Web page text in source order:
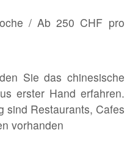
/ Ab 250 CHF pro
Sie das chinesische
erster Hand erfahren.
sind Restaurants, Cafes
vorhanden